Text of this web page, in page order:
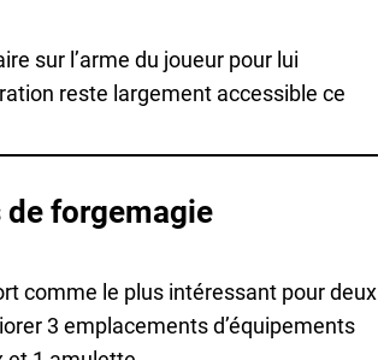
sur l’arme du joueur pour lui
reste largement accessible ce
forgemagie
comme le plus intéressant pour deux
3 emplacements d’équipements